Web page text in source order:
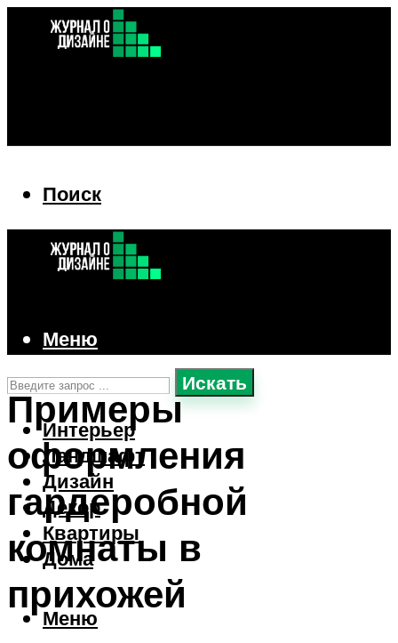
Поиск
Искать
Интерьер
Ландшафт
Дизайн
Декор
Квартиры
Дома
Меню
Меню
Примеры
оформления
гардеробной
комнаты в
прихожей